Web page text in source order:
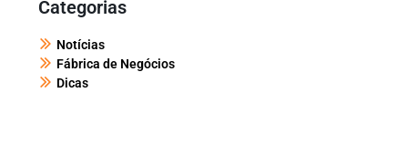
Categorias
Notícias
Fábrica de Negócios
Dicas